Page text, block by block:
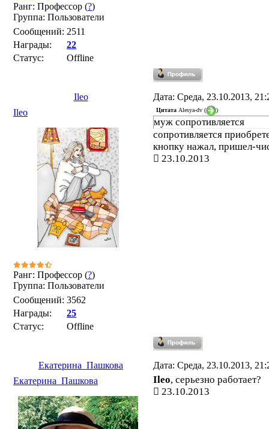
Ранг: Профессор (?)
Группа: Пользователи
Сообщений: 2511
Награды:
22
Статус:
Offline
Ileo
Дата: Среда, 23.10.2013,
Ileo
Ранг: Профессор (?)
Группа: Пользователи
Сообщений: 3562
Награды:
25
Статус:
Offline
Цитата Alesya-dv ( )
муж сопротивляется
сопротивляется
кнопку нажал, пришел-
23.10.2013
Екатерина_Пашкова
Дата: Среда, 23.10.2013,
Екатерина_Пашкова
Ileo, серьезно работает?
23.10.2013